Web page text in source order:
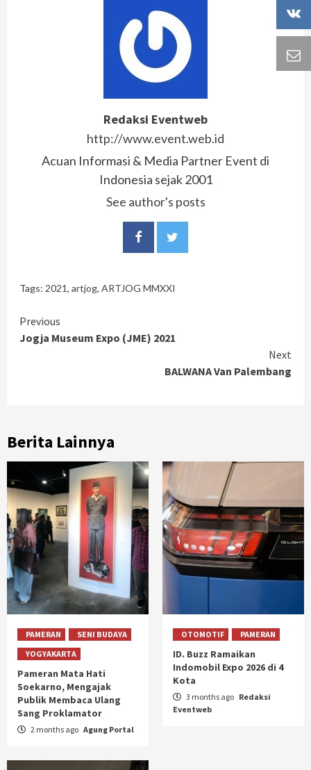
Redaksi Eventweb
http://www.event.web.id
Acuan Informasi & Media Partner Event di
Indonesia sejak 2001
See author's posts
Tags: 2021, artjog, ARTJOG MMXXI
Continue
Reading
Previous
Jogja Museum Expo (JME) 2021
Next
BALWANA Van Palembang
Berita Lainnya
PAMERAN
SENI BUDAYA
YOGYAKARTA
Pameran Mata Hati
Soekarno, Mengajak
Publik Membaca Ulang
Sang Proklamator
2 months ago Agung Portal
OTOMOTIF PAMERAN
ID. Buzz Ramaikan
Indomobil Expo 2026 di 4
Kota
3 months ago Redaksi
Eventweb